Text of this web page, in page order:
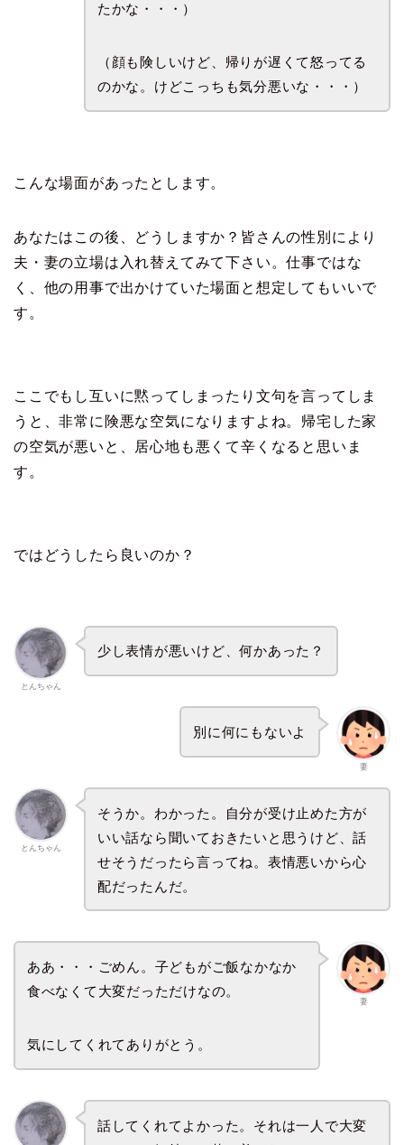
たかな・・・）
（顔も険しいけど、帰りが遅くて怒ってる
のかな。けどこっちも気分悪いな・・・）
こんな場面があったとします。
あなたはこの後、どうしますか？皆さんの性別により
夫・妻の立場は入れ替えてみて下さい。仕事ではな
く、他の用事で出かけていた場面と想定してもいいで
す。
ここでもし互いに黙ってしまったり文句を言ってしま
うと、非常に険悪な空気になりますよね。帰宅した家
の空気が悪いと、居心地も悪くて辛くなると思いま
す。
ではどうしたら良いのか？
とんちゃん
少し表情が悪いけど、何かあった？
妻
別に何にもないよ
とんちゃん
そうか。わかった。自分が受け止めた方が
いい話なら聞いておきたいと思うけど、話
せそうだったら言ってね。表情悪いから心
配だったんだ。
妻
ああ・・・ごめん。子どもがご飯なかなか
食べなくて大変だっただけなの。
気にしてくれてありがとう。
話してくれてよかった。それは一人で大変